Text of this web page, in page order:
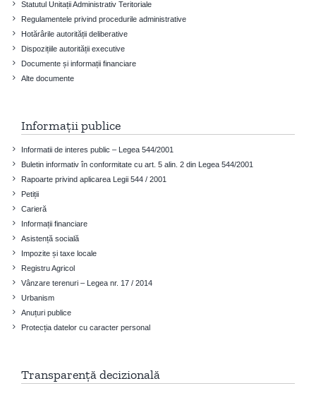
Statutul Unitații Administrativ Teritoriale
Regulamentele privind procedurile administrative
Hotărârile autorității deliberative
Dispozițiile autorității executive
Documente și informații financiare
Alte documente
Informații publice
Informatii de interes public – Legea 544/2001
Buletin informativ în conformitate cu art. 5 alin. 2 din Legea 544/2001
Rapoarte privind aplicarea Legii 544 / 2001
Petiții
Carieră
Informații financiare
Asistență socială
Impozite și taxe locale
Registru Agricol
Vânzare terenuri – Legea nr. 17 / 2014
Urbanism
Anuțuri publice
Protecția datelor cu caracter personal
Transparență decizională